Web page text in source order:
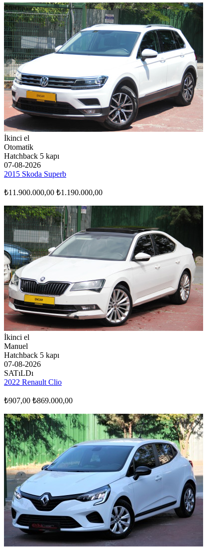
İkinci el
Otomatik
Hatchback 5 kapı
07-08-2026
2015 Skoda Superb
₺11.900.000,00 ₺1.190.000,00
İkinci el
Manuel
Hatchback 5 kapı
07-08-2026
SATıLDı
2022 Renault Clio
₺907,00 ₺869.000,00